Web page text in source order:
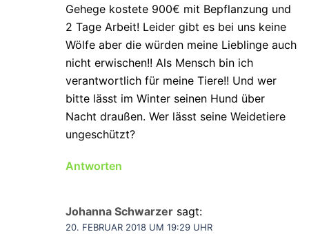
Gehege kostete 900€ mit Bepflanzung und
2 Tage Arbeit! Leider gibt es bei uns keine
Wölfe aber die würden meine Lieblinge auch
nicht erwischen!! Als Mensch bin ich
verantwortlich für meine Tiere!! Und wer
bitte lässt im Winter seinen Hund über
Nacht draußen. Wer lässt seine Weidetiere
ungeschützt?
Antworten
Johanna Schwarzer sagt:
20. FEBRUAR 2018 UM 19:29 UHR